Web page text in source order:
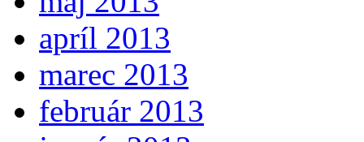
apríl 2013
marec 2013
február 2013